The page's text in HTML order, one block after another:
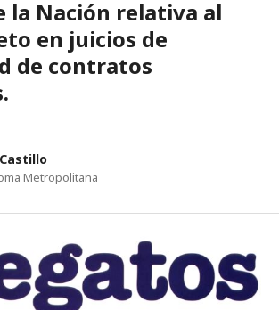
la Nación relativa al
en juicios de
de contratos
Metropolitana